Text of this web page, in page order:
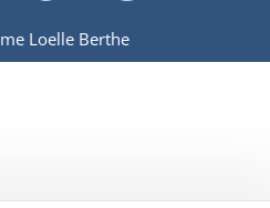
Loelle Berthe